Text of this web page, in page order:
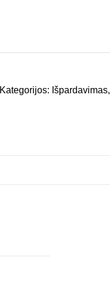
Kategorijos: Išpardavimas,